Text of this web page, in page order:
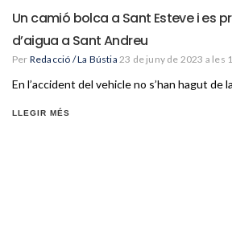
Un camió bolca a Sant Esteve i es
d’aigua a Sant Andreu
Per Redacció / La Bústia 23 de juny de 2023 a les
En l’accident del vehicle no s’han hagut de
LLEGIR MÉS